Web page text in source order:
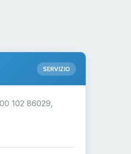
SERVIZIO
102 86029,